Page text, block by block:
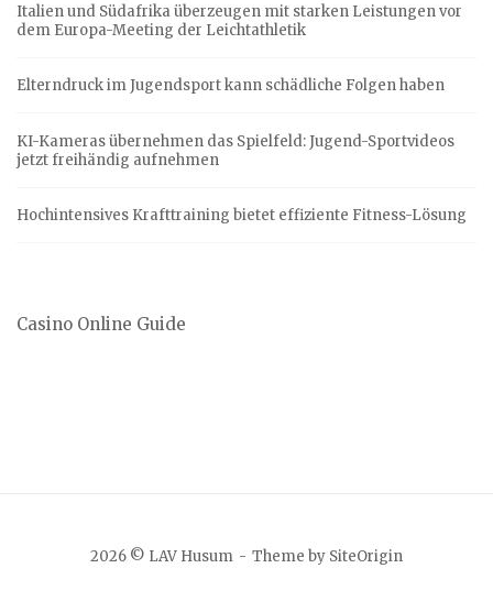
Italien und Südafrika überzeugen mit starken Leistungen vor
dem Europa-Meeting der Leichtathletik
Elterndruck im Jugendsport kann schädliche Folgen haben
KI-Kameras übernehmen das Spielfeld: Jugend-Sportvideos
jetzt freihändig aufnehmen
Hochintensives Krafttraining bietet effiziente Fitness-Lösung
Casino Online Guide
2026 © LAV Husum Theme by SiteOrigin